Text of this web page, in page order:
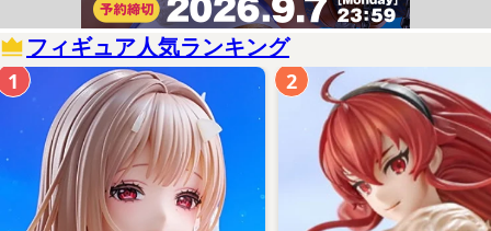
フィギュア人気ランキング
1 2